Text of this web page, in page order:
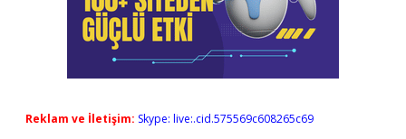
Reklam ve İletişim: Skype: live:.cid.575569c608265c69